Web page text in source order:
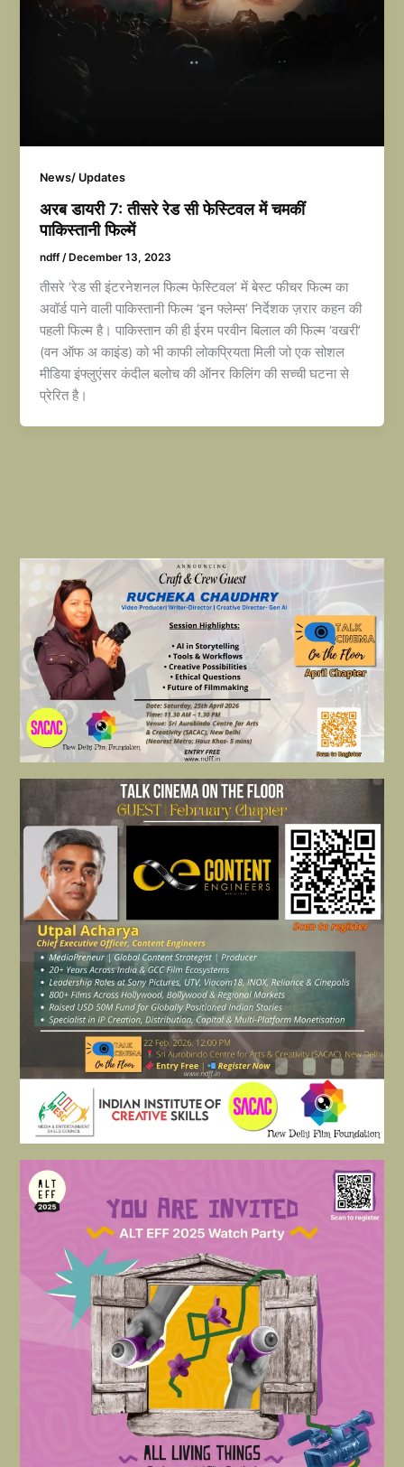
News/ Updates
अरब डायरी 7: तीसरे रेड सी फेस्टिवल में चमकीं
पाकिस्तानी फिल्में
ndff/ December 13, 2023
तीसरे ‘रेड सी इंटरनेशनल फिल्म फेस्टिवल’ में बेस्ट फीचर फिल्म का
अवॉर्ड पाने वाली पाकिस्तानी फिल्म ‘इन फ्लेम्स’ निर्देशक ज़रार कहन की
पहली फिल्म है। पाकिस्तान की ही ईरम परवीन बिलाल की फिल्म ‘वखरी’
(वन ऑफ अ काइंड) को भी काफी लोकप्रियता मिली जो एक सोशल
मीडिया इंफ्लुएंसर कंदील बलोच की ऑनर किलिंग की सच्ची घटना से
प्रेरित है।